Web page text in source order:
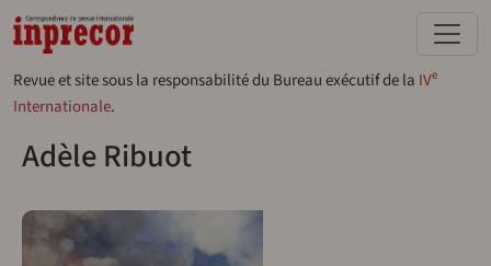
Aller au contenu principal
Revue et site sous la responsabilité du Bureau exécutif de la IVe
Internationale.
Adèle Ribuot